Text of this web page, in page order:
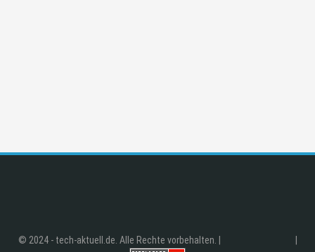
© 2024 - tech-aktuell.de. Alle Rechte vorbehalten. |